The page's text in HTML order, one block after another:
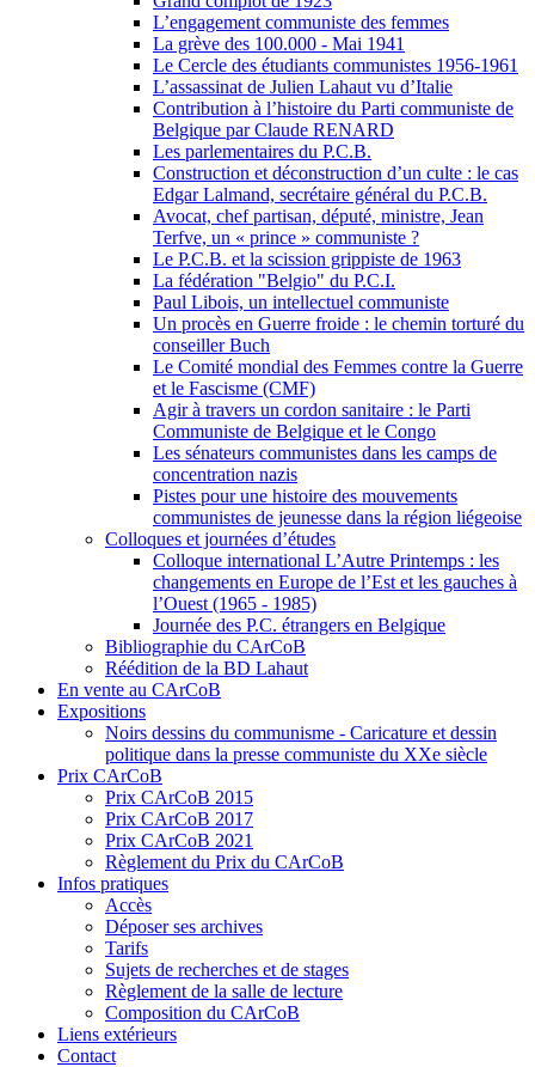
L’engagement communiste des femmes
La grève des 100.000 - Mai 1941
Le Cercle des étudiants communistes 1956-1961
L’assassinat de Julien Lahaut vu d’Italie
Contribution à l’histoire du Parti communiste de
Belgique par Claude RENARD
Les parlementaires du P.C.B.
Construction et déconstruction d’un culte : le cas
Edgar Lalmand, secrétaire général du P.C.B.
Avocat, chef partisan, député, ministre, Jean
Terfve, un « prince » communiste ?
Le P.C.B. et la scission grippiste de 1963
La fédération "Belgio" du P.C.I.
Paul Libois, un intellectuel communiste
Un procès en Guerre froide : le chemin torturé du
conseiller Buch
Le Comité mondial des Femmes contre la Guerre
et le Fascisme (CMF)
Agir à travers un cordon sanitaire : le Parti
Communiste de Belgique et le Congo
Les sénateurs communistes dans les camps de
concentration nazis
Pistes pour une histoire des mouvements
communistes de jeunesse dans la région liégeoise
Colloques et journées d’études
Colloque international L’Autre Printemps : les
changements en Europe de l’Est et les gauches à
l’Ouest (1965 - 1985)
Journée des P.C. étrangers en Belgique
Bibliographie du CArCoB
Réédition de la BD Lahaut
En vente au CArCoB
Expositions
Noirs dessins du communisme - Caricature et dessin
politique dans la presse communiste du XXe siècle
Prix CArCoB
Prix CArCoB 2015
Prix CArCoB 2017
Prix CArCoB 2021
Règlement du Prix du CArCoB
Infos pratiques
Accès
Déposer ses archives
Tarifs
Sujets de recherches et de stages
Règlement de la salle de lecture
Composition du CArCoB
Liens extérieurs
Contact